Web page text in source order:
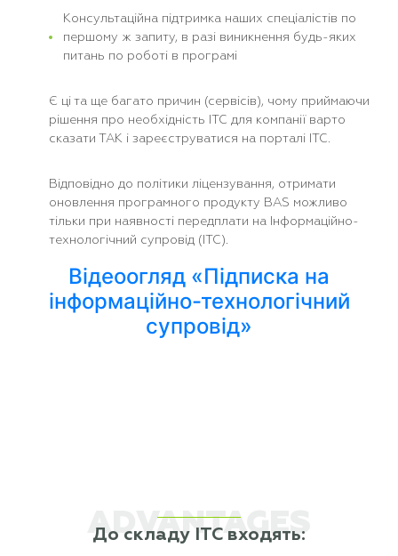
Консультаційна підтримка наших спеціалістів по
першому ж запиту, в разі виникнення будь-яких
питань по роботі в програмі
Є ці та ще багато причин (сервісів), чому приймаючи
рішення про необхідність ІТС для компанії варто
сказати ТАК і зареєструватися на порталі ІТС.
Відповідно до політики ліцензування, отримати
оновлення програмного продукту BAS можливо
тільки при наявності передплати на Інформаційно-
технологічний супровід (ІТС).
Відеоогляд «Підписка на
інформаційно-технологічний
супровід»
До складу ІТС входять:
ADVANTAGES